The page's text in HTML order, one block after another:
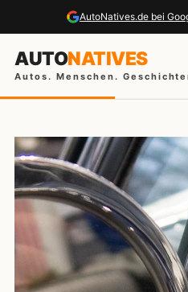
AutoNatives.de bei
AUTONATIVES
Autos. Menschen.